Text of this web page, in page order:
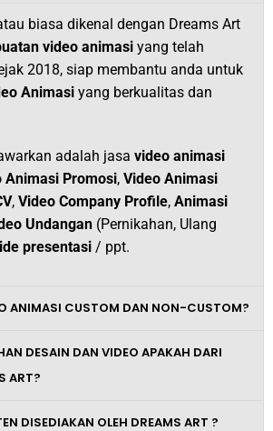
biasa dikenal dengan Dreams Art
video animasi yang telah
2018, siap membantu anda untuk
Animasi yang berkualitas dan
adalah jasa video animasi
Animasi Promosi, Video Animasi
, Video Company Profile, Animasi
Undangan (Pernikahan, Ulang
presentasi / ppt.
ANIMASI CUSTOM DAN NON-CUSTOM?
DESAIN DAN VIDEO APAKAH DARI
ART?
DISEDIAKAN OLEH DREAMS ART ?